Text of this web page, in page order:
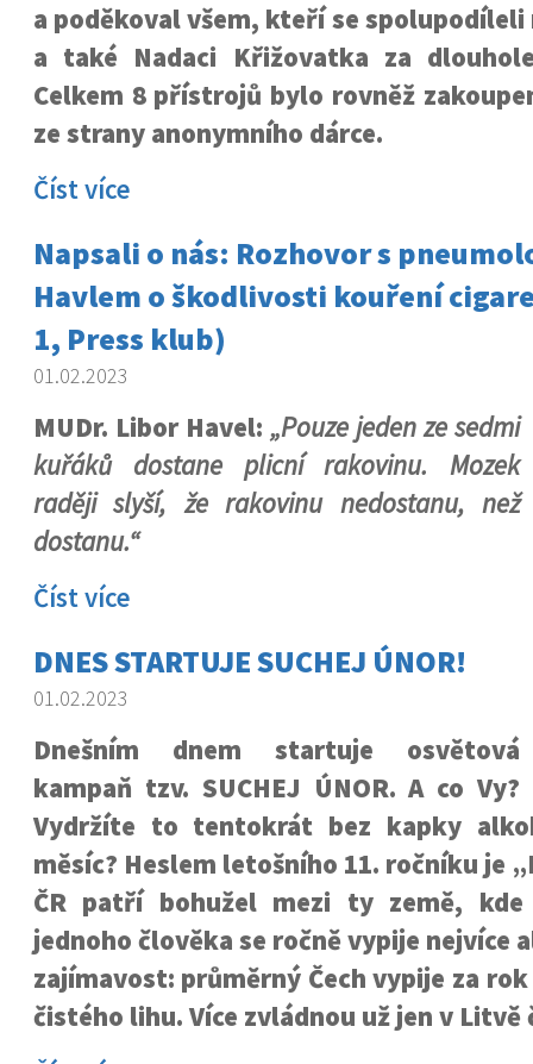
a poděkoval všem, kteří se spolupodíleli
a také Nadaci Křižovatka za
Celkem 8 přístrojů bylo rovněž
ze strany anonymního dárce.
Číst více
Napsali o nás: Rozhovor s
Havlem o škodlivosti kouření
1, Press klub)
01.02.2023
MUDr. Libor Havel: „Pouze jeden ze sedmi
kuřáků dostane plicní rakovinu. Mozek
raději slyší, že rakovinu nedostanu, než
dostanu.“
Číst více
DNES STARTUJE SUCHEJ ÚNOR!
01.02.2023
Dnešním dnem startuje osvětová
kampaň tzv. SUCHEJ ÚNOR. A co Vy?
Vydržíte to tentokrát bez kapky
měsíc? Heslem letošního 11. ročníku je
ČR patří bohužel mezi ty země,
jednoho člověka se ročně vypije nejvíce
zajímavost: průměrný Čech vypije za
čistého lihu. Více zvládnou už jen v Litvě